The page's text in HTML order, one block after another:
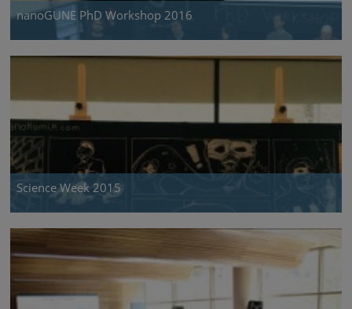
nanoGUNE PhD Workshop 2016
Science Week 2015